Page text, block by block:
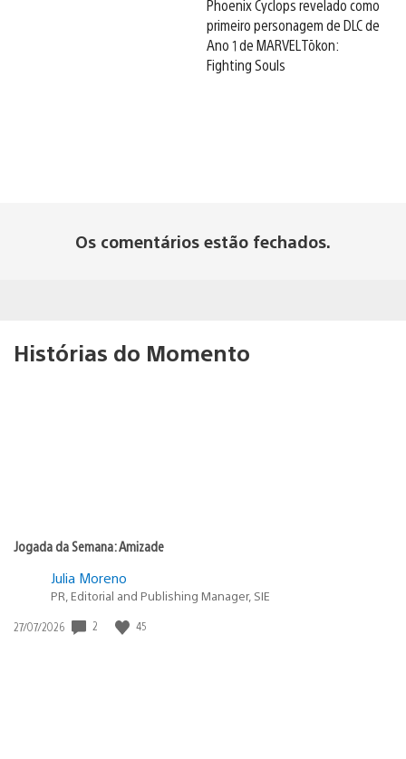
Phoenix Cyclops revelado como
primeiro personagem de DLC de
Ano 1 de MARVEL Tōkon:
Fighting Souls
Os comentários estão fechados.
Histórias do Momento
Jogada da Semana: Amizade
Julia Moreno
PR, Editorial and Publishing Manager, SIE
Data
27/07/2026 2 45